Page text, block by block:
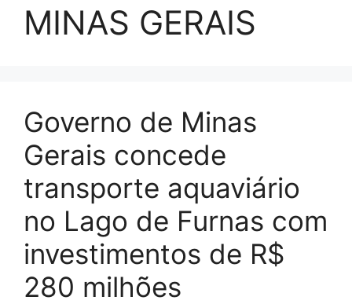
MINAS GERAIS
Governo de Minas
Gerais concede
transporte aquaviário
no Lago de Furnas com
investimentos de R$
280 milhões